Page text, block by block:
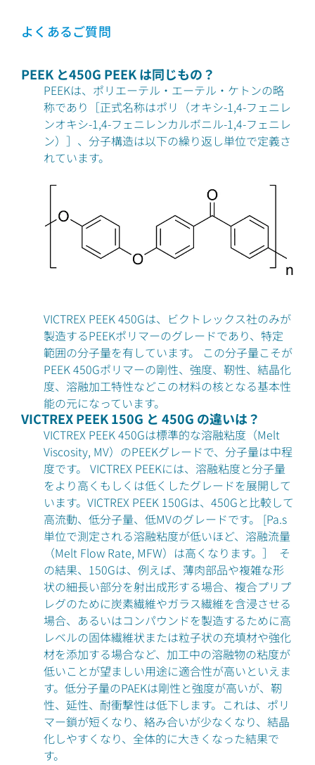
よくあるご質問
PEEK と450G PEEK は同じもの？
PEEKは、ポリエーテル・エーテル・ケトンの略
称であり［正式名称はポリ（オキシ-1,4-フェニレ
ンオキシ-1,4-フェニレンカルボニル-1,4-フェニレ
ン）］、分子構造は以下の繰り返し単位で定義さ
れています。
VICTREX PEEK 450Gは、ビクトレックス社のみが
製造するPEEKポリマーのグレードであり、特定
範囲の分子量を有しています。 この分子量こそが
PEEK 450Gポリマーの剛性、強度、靭性、結晶化
度、溶融加工特性などこの材料の核となる基本性
能の元になっています。
VICTREX PEEK 150G と 450G の違いは？
VICTREX PEEK 450Gは標準的な溶融粘度（Melt
Viscosity, MV）のPEEKグレードで、分子量は中程
度です。 VICTREX PEEKには、溶融粘度と分子量
をより高くもしくは低くしたグレードを展開して
います。VICTREX PEEK 150Gは、450Gと比較して
高流動、低分子量、低MVのグレードです。 [Pa.s
単位で測定される溶融粘度が低いほど、溶融流量
（Melt Flow Rate, MFW）は高くなります。］ そ
の結果、150Gは、例えば、薄肉部品や複雑な形
状の細長い部分を射出成形する場合、複合プリプ
レグのために炭素繊維やガラス繊維を含浸させる
場合、あるいはコンパウンドを製造するために高
レベルの固体繊維状または粒子状の充填材や強化
材を添加する場合など、加工中の溶融物の粘度が
低いことが望ましい用途に適合性が高いといえま
す。低分子量のPAEKは剛性と強度が高いが、靭
性、延性、耐衝撃性は低下します。これは、ポリ
マー鎖が短くなり、絡み合いが少なくなり、結晶
化しやすくなり、全体的に大きくなった結果で
す。